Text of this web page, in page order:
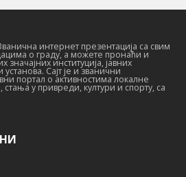
интернет презентација са свим
о граду, а можете пронаћи и
значајних институција, јавних
Сајт је и званични
портал о активностима локалне
стања у привреди, култури и спорту, са